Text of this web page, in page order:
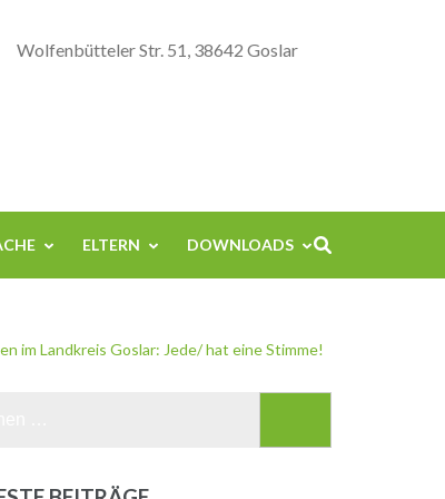
Wolfenbütteler Str. 51, 38642 Goslar
ELTERN DOWNLOADS
im Landkreis Goslar: Jede/ hat eine Stimme!